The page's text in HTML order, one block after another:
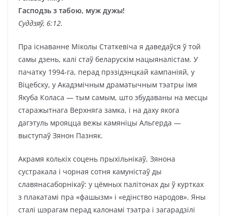
Гасподзь з табою, муж дужы!
Суддзяў, 6:12.
Пра існаванне Міколы Статкевіча я даведаўся ў той
самы дзень, калі стаў беларускім нацыяналістам. У
пачатку 1994-га, перад прэзідэнцкай кампаніяй, у
Віцебску, у Акадэмічным драматычным тэатры імя
Якуба Коласа — тым самым, што збудаваны на месцы
старажытнага Верхняга замка, і на даху якога
дагэтуль мрояцца вежы камяніцы Альгерда —
выступаў Зянон Пазняк.
Акрамя колькіх соцень прыхільнікаў, Зянона
сустракала і чорная сотня камуністаў ды
славянасаборнікаў: у цёмных палітонах ды ў куртках
з плакатамі пра «фашызм» і «едінство народов». Яны
сталі шэрагам перад калонамі тэатра і загарадзілі